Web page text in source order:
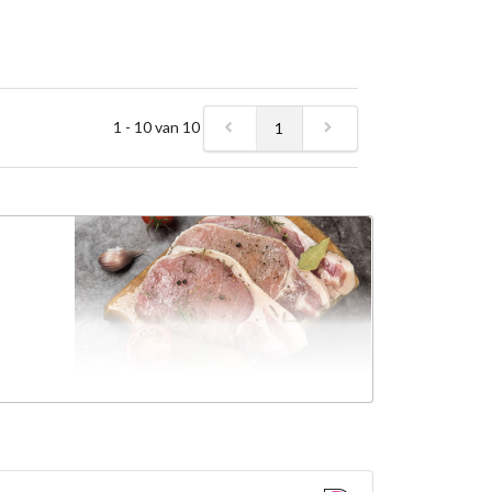
1 - 10 van 10 1